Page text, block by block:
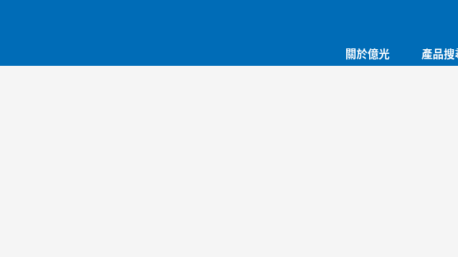
關於億光 產品搜